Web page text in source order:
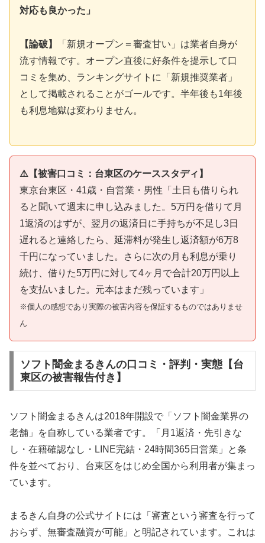
対応も良かった」
【論破】
「新規オープン＝審査甘い」は業者自身が
流す情報です。オープン直後に好条件を提示して口
コミを集め、ランキングサイトに「新規推奨業者」
として掲載されることがゴールです。半年後も1年後
も利息地獄は変わりません。
⚠️【被害口コミ：台東区のケーススタディ】
東京台東区・41歳・自営業・男性「土日も借りられ
ると聞いて週末に申し込みました。5万円を借りて月
1返済のはずが、翌月の返済日に手持ちが不足し3日
遅れると連絡したら、延滞料が発生し返済額が6万8
千円になっていました。さらに次の月も利息が乗り
続け、借りた5万円に対して4ヶ月で合計20万円以上
を支払いました。元本はまだ残っています」
※個人の感想であり実際の被害内容を保証するものではありませ
ん
ソフト闇金まるきんの口コミ・評判・実態【台
東区の被害報告付き】
ソフト闇金まるきんは2018年開設で「ソフト闇金業界の
老舗」を自称している業者です。「月1返済・先引きな
し・在籍確認なし・LINE完結・24時間365日営業」と条
件を並べており、台東区をはじめ全国から利用者が集まっ
ています。
まるきん自身の公式サイトには「審査という審査を行って
おらず、無審査融資が可能」と明記されています。これは